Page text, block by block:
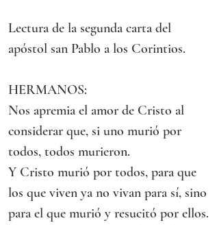
Lectura de la segunda carta del
apóstol san Pablo a los Corintios.
HERMANOS:
Nos apremia el amor de Cristo al
considerar que, si uno murió por
todos, todos murieron.
Y Cristo murió por todos, para que
los que viven ya no vivan para sí, sino
para el que murió y resucitó por ellos.